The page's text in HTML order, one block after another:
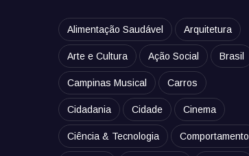
Alimentação Saudável Arquitetura
Arte e Cultura Ação Social Brasil
Campinas Musical Carros
Cidadania Cidade Cinema
Ciência & Tecnologia Comportamento